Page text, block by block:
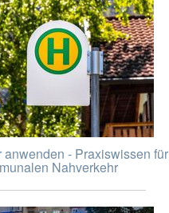
- Praxiswissen für
Nahverkehr